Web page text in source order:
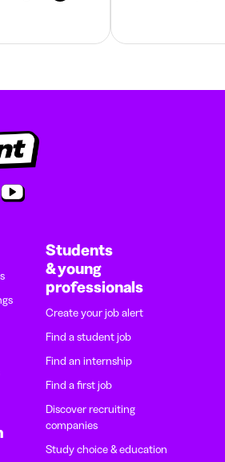
Students
& young
professionals
Create your job alert
Find a student job
Find an internship
Find a first job
Discover recruiting
companies
Study choice & education